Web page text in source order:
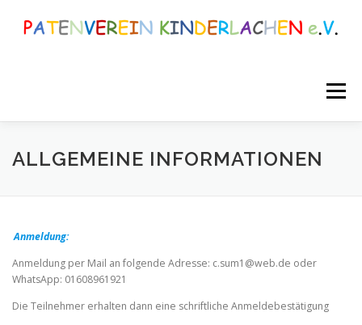
springen
Menü
WIR ÜBER UNS UNSERE PATENSCHAFTEN
RUND UM WOLFACH
ALLGEMEINE INFORMATIONEN
Anmeldung:
Anmeldung per Mail an folgende Adresse: c.sum1@web.de oder
WhatsApp: 01608961921
Die Teilnehmer erhalten dann eine schriftliche Anmeldebestätigung